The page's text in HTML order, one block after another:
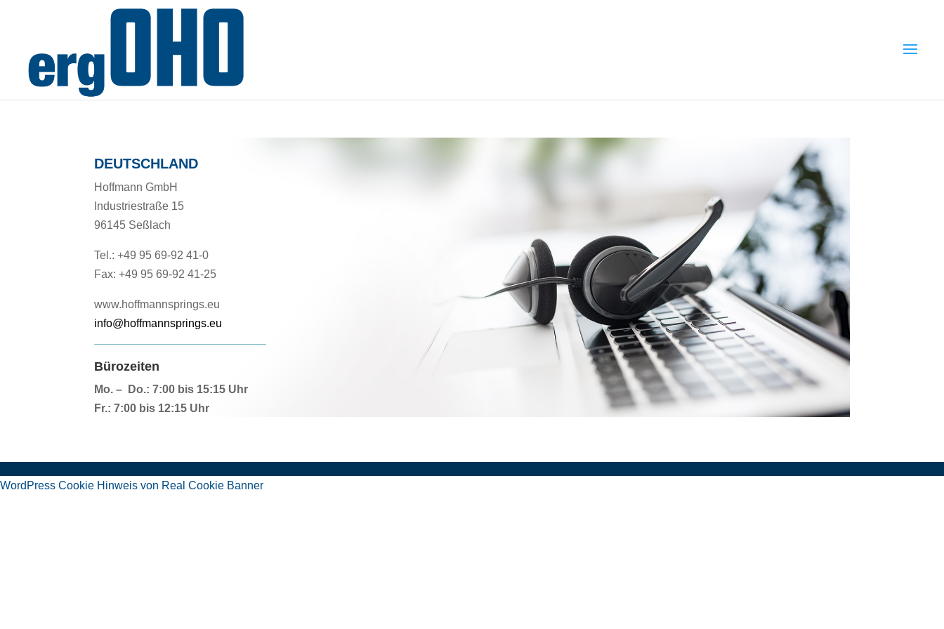
DEUTSCHLAND
Hoffmann GmbH
Industriestraße 15
96145 Seßlach
Tel.: +49 95 69-92 41-0
Fax: +49 95 69-92 41-25
www.hoffmannsprings.eu
info@hoffmannsprings.eu
Bürozeiten
Mo. – Do.: 7:00 bis 15:15 Uhr
Fr.: 7:00 bis 12:15 Uhr
WordPress Cookie Hinweis von Real Cookie Banner